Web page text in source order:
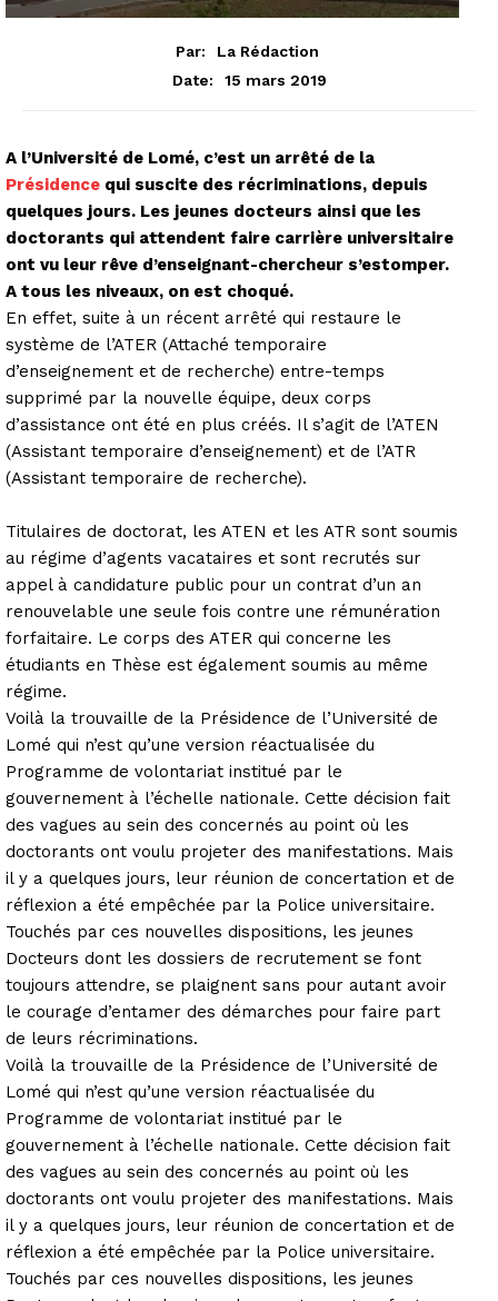
Par:
La Rédaction
Date:
15 mars 2019
A l’Université de Lomé, c’est un arrêté de la
Présidence qui suscite des récriminations, depuis
quelques jours. Les jeunes docteurs ainsi que les
doctorants qui attendent faire carrière universitaire
ont vu leur rêve d’enseignant-chercheur s’estomper.
A tous les niveaux, on est choqué.
En effet, suite à un récent arrêté qui restaure le
système de l’ATER (Attaché temporaire
d’enseignement et de recherche) entre-temps
supprimé par la nouvelle équipe, deux corps
d’assistance ont été en plus créés. Il s’agit de l’ATEN
(Assistant temporaire d’enseignement) et de l’ATR
(Assistant temporaire de recherche).
Titulaires de doctorat, les ATEN et les ATR sont soumis
au régime d’agents vacataires et sont recrutés sur
appel à candidature public pour un contrat d’un an
renouvelable une seule fois contre une rémunération
forfaitaire. Le corps des ATER qui concerne les
étudiants en Thèse est également soumis au même
régime.
Voilà la trouvaille de la Présidence de l’Université de
Lomé qui n’est qu’une version réactualisée du
Programme de volontariat institué par le
gouvernement à l’échelle nationale. Cette décision fait
des vagues au sein des concernés au point où les
doctorants ont voulu projeter des manifestations. Mais
il y a quelques jours, leur réunion de concertation et de
réflexion a été empêchée par la Police universitaire.
Touchés par ces nouvelles dispositions, les jeunes
Docteurs dont les dossiers de recrutement se font
toujours attendre, se plaignent sans pour autant avoir
le courage d’entamer des démarches pour faire part
de leurs récriminations.
Voilà la trouvaille de la Présidence de l’Université de
Lomé qui n’est qu’une version réactualisée du
Programme de volontariat institué par le
gouvernement à l’échelle nationale. Cette décision fait
des vagues au sein des concernés au point où les
doctorants ont voulu projeter des manifestations. Mais
il y a quelques jours, leur réunion de concertation et de
réflexion a été empêchée par la Police universitaire.
Touchés par ces nouvelles dispositions, les jeunes